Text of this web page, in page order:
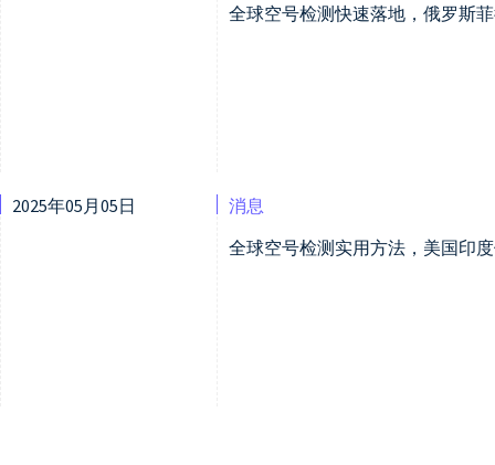
全球空号检测快速落地，俄罗斯
2025年05月05日
消息
全球空号检测实用方法，美国印